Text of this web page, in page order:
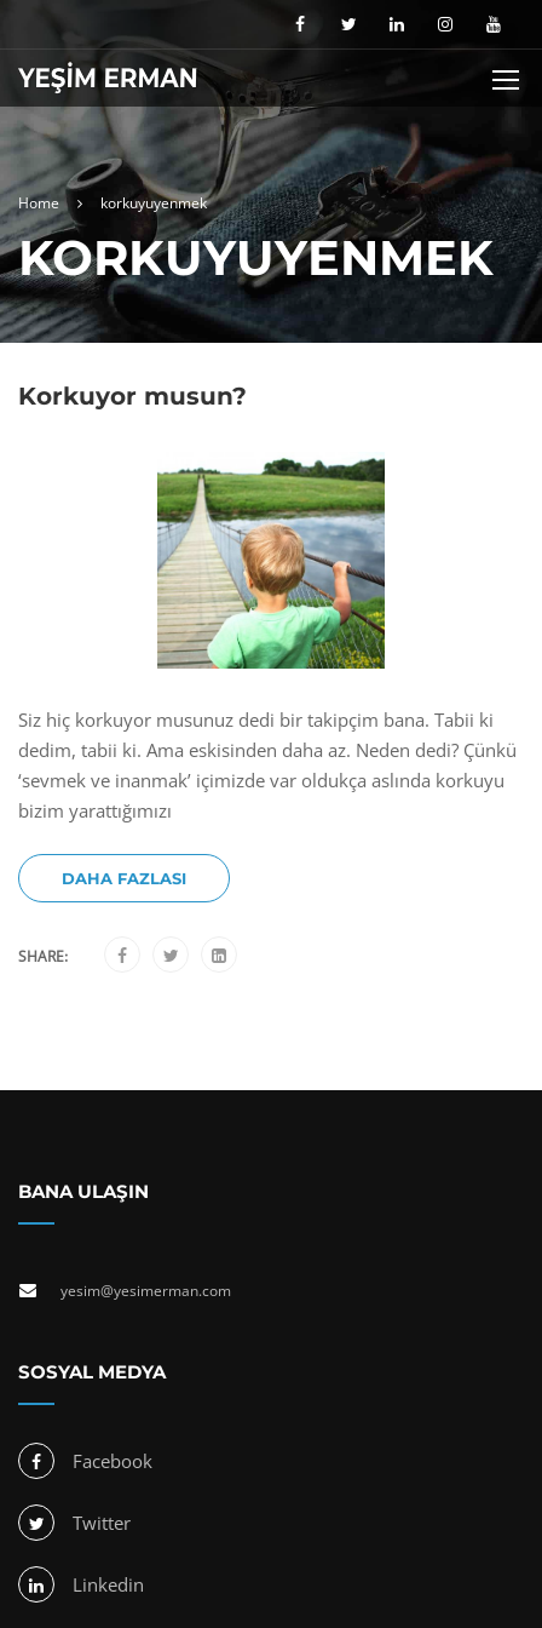
Home korkuyuyenmek
KORKUYUYENMEK
Korkuyor musun?
Siz hiç korkuyor musunuz dedi bir takipçim bana. Tabii ki
dedim, tabii ki. Ama eskisinden daha az. Neden dedi? Çünkü
‘sevmek ve inanmak’ içimizde var oldukça aslında korkuyu
bizim yarattığımızı
DAHA FAZLASI
SHARE:
BANA ULAŞIN
yesim@yesimerman.com
SOSYAL MEDYA
Facebook
Twitter
Linkedin